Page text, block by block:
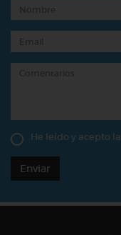
He leído y acepto la
Enviar